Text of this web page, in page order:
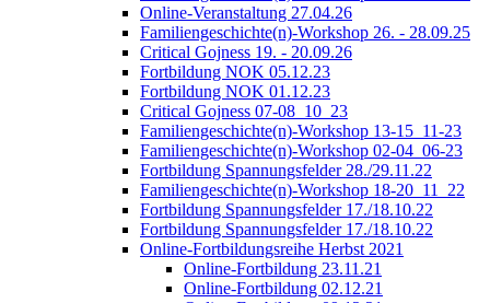
Online-Veranstaltung 27.04.26
Familiengeschichte(n)-Workshop 26. - 28.09.25
Critical Gojness 19. - 20.09.26
Fortbildung NOK 05.12.23
Fortbildung NOK 01.12.23
Critical Gojness 07-08_10_23
Familiengeschichte(n)-Workshop 13-15_11-23
Familiengeschichte(n)-Workshop 02-04_06-23
Fortbildung Spannungsfelder 28./29.11.22
Familiengeschichte(n)-Workshop 18-20_11_22
Fortbildung Spannungsfelder 17./18.10.22
Fortbildung Spannungsfelder 17./18.10.22
Online-Fortbildungsreihe Herbst 2021
Online-Fortbildung 23.11.21
Online-Fortbildung 02.12.21